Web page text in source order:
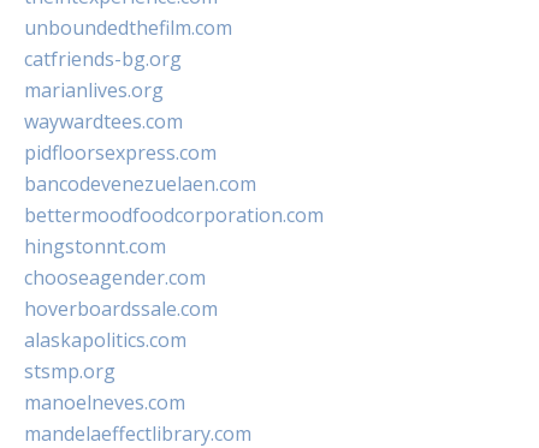
unboundedthefilm.com
catfriends-bg.org
marianlives.org
waywardtees.com
pidfloorsexpress.com
bancodevenezuelaen.com
bettermoodfoodcorporation.com
hingstonnt.com
chooseagender.com
hoverboardssale.com
alaskapolitics.com
stsmp.org
manoelneves.com
mandelaeffectlibrary.com